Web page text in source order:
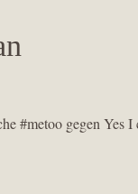
#metoo gegen Yes I